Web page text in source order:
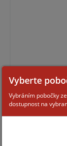
Vyberte
Vybráním pobočky
dostupnost na